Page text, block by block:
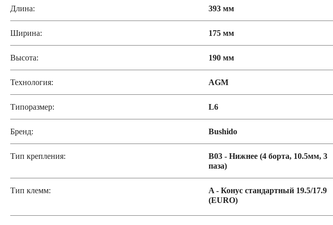
Длина: 393 мм
Ширина: 175 мм
Высота: 190 мм
Технология: AGM
Типоразмер: L6
Бренд: Bushido
Тип крепления:
B03 - Нижнее (4 борта, 10.5мм, 3
паза)
Тип клемм:
A - Конус стандартный 19.5/17.9
(EURO)